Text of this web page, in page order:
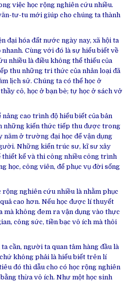
việc học rộng nghiên cứu nhiều.
tư-tu mới giúp cho chúng ta thành
đại hóa đất nước ngày nay, xã hội ta
Cùng với đó là sự hiểu biết về
nhiều là điều không thể thiếu của
thu những tri thức của nhân loại đã
lịch sử. Chúng ta có thể học ở
cô, học ở bạn bè; tự học ở sách vở
cao trình độ hiểu biết của bản
những kiến thức tiếp thu được trong
năm ở trường đại học để vận dụng
Những kiến trúc sư, kĩ sư xây
thiết kế và thi công nhiều công trình
học, công viên, để phục vụ đời sống
rộng nghiên cứu nhiều là nhằm phục
cao hơn. Nếu học được lí thuyết
mà không đem ra vận dụng vào thực
công sức, tiền bạc vô ích mà thôi
cần, người ta quan tâm hàng đầu là
không phải là hiểu biết trên lí
đó thì dẫu cho có học rộng nghiên
thừa vô ích. Như một học sinh